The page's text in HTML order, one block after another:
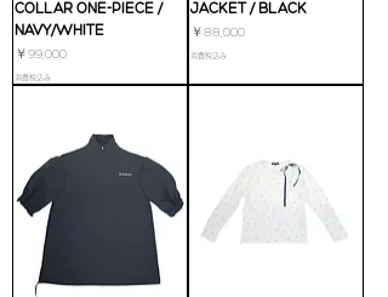
COLLAR ONE-PIECE /
NAVY/WHITE
価格
￥99,000
消費税込み
JACKET / BLACK
価格
￥88,000
消費税込み